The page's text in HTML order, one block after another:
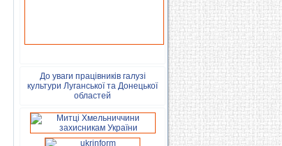
До уваги працівників галузі
культури Луганської та Донецької
областей